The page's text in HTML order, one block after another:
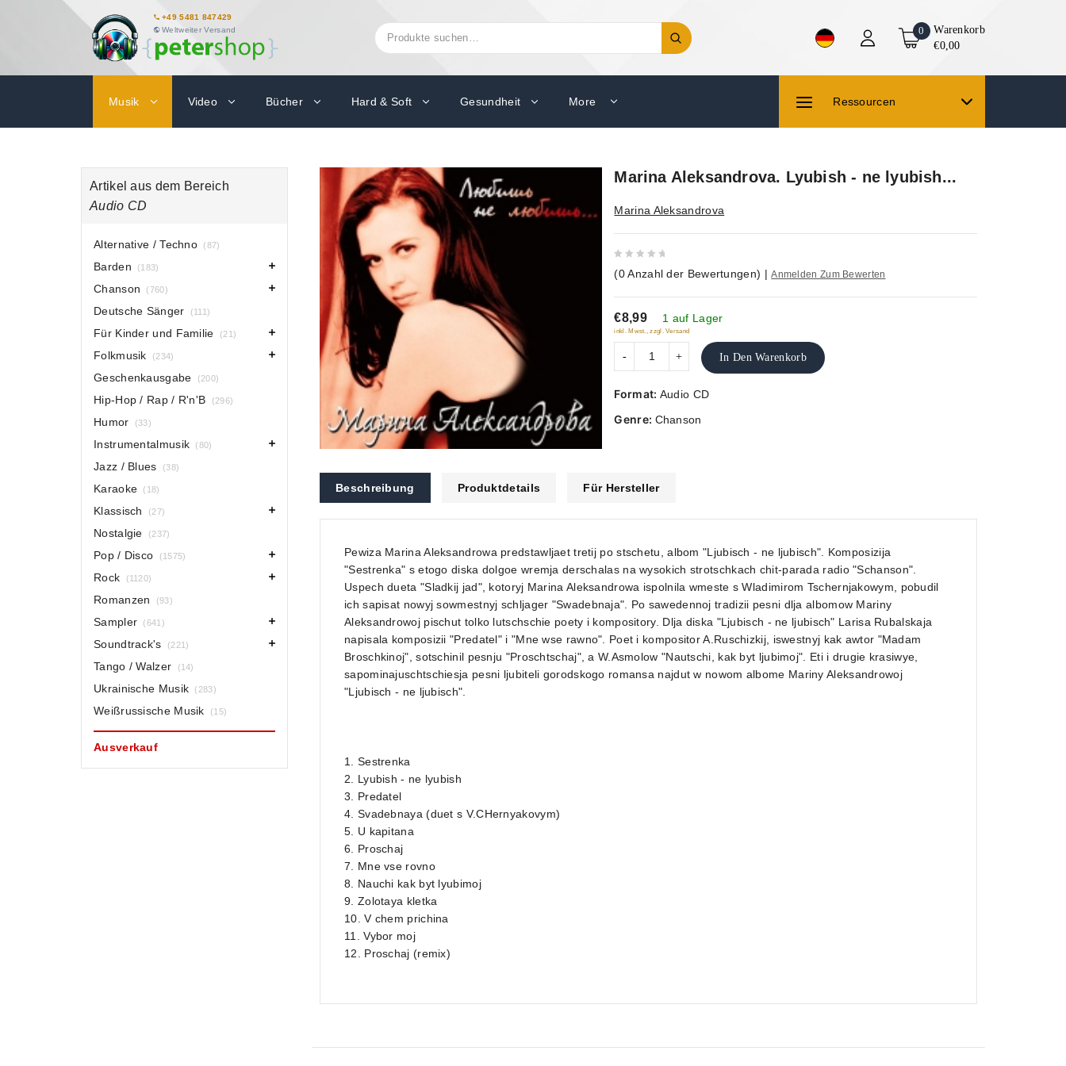
+49 5481 847429
Weltweiter Versand
Suchen
nach:
0
Warenkorb
€0,00
Musik Video Bücher Hard & Soft Gesundheit More Ressourcen
Marina Aleksandrova. Lyubish - ne lyubish...
Marina Aleksandrova
out
of
5
(0Anzahl der Bewertungen) | Anmelden Zum Bewerten
€8,99 1 auf Lager
inkl. Mwst., zzgl. Versand
In Den Warenkorb
Format: Audio CD
Genre: Chanson
Beschreibung Produktdetails Für Hersteller
Pewiza Marina Aleksandrowa predstawljaet tretij po stschetu, albom "Ljubisch - ne ljubisch". Komposizija
"Sestrenka" s etogo diska dolgoe wremja derschalas na wysokich strotschkach chit-parada radio "Schanson".
Uspech dueta "Sladkij jad", kotoryj Marina Aleksandrowa ispolnila wmeste s Wladimirom Tschernjakowym, pobudil
ich sapisat nowyj sowmestnyj schljager "Swadebnaja". Po sawedennoj tradizii pesni dlja albomow Mariny
Aleksandrowoj pischut tolko lutschschie poety i kompository. Dlja diska "Ljubisch - ne ljubisch" Larisa Rubalskaja
napisala komposizii "Predatel" i "Mne wse rawno". Poet i kompositor A.Ruschizkij, iswestnyj kak awtor "Madam
Broschkinoj", sotschinil pesnju "Proschtschaj", a W.Asmolow "Nautschi, kak byt ljubimoj". Eti i drugie krasiwye,
sapominajuschtschiesja pesni ljubiteli gorodskogo romansa najdut w nowom albome Mariny Aleksandrowoj
"Ljubisch - ne ljubisch".
1. Sestrenka
2. Lyubish - ne lyubish
3. Predatel
4. Svadebnaya (duet s V.CHernyakovym)
5. U kapitana
6. Proschaj
7. Mne vse rovno
8. Nauchi kak byt lyubimoj
9. Zolotaya kletka
10. V chem prichina
11. Vybor moj
12. Proschaj (remix)
Artikel aus dem Bereich
Audio CD
Alternative / Techno (87)
Barden (183)
Chanson (760)
Deutsche Sänger (111)
Für Kinder und Familie (21)
Folkmusik (234)
Geschenkausgabe (200)
Hip-Hop / Rap / R'n'B (296)
Humor (33)
Instrumentalmusik (80)
Jazz / Blues (38)
Karaoke (18)
Klassisch (27)
Nostalgie (237)
Pop / Disco (1575)
Rock (1120)
Romanzen (93)
Sampler (641)
Soundtrack's (221)
Tango / Walzer (14)
Ukrainische Musik (283)
Weißrussische Musik (15)
Ausverkauf